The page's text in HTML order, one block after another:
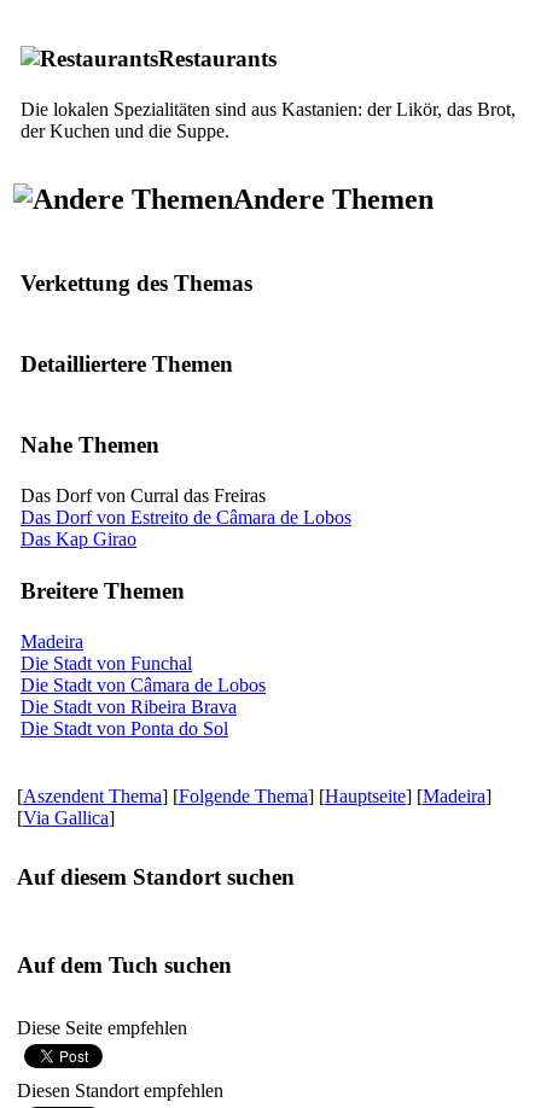
Restaurants
Die lokalen Spezialitäten sind aus Kastanien: der Likör, das Brot,
der Kuchen und die Suppe.
Andere Themen
Verkettung des Themas
Detailliertere Themen
Nahe Themen
Das Dorf von Curral das Freiras
Das Dorf von Estreito de Câmara de Lobos
Das Kap Girao
Breitere Themen
Madeira
Die Stadt von Funchal
Die Stadt von Câmara de Lobos
Die Stadt von Ribeira Brava
Die Stadt von Ponta do Sol
[Aszendent Thema] [Folgende Thema] [Hauptseite] [Madeira]
[Via Gallica]
Auf diesem Standort suchen
Auf dem Tuch suchen
Diese Seite empfehlen
Diesen Standort empfehlen